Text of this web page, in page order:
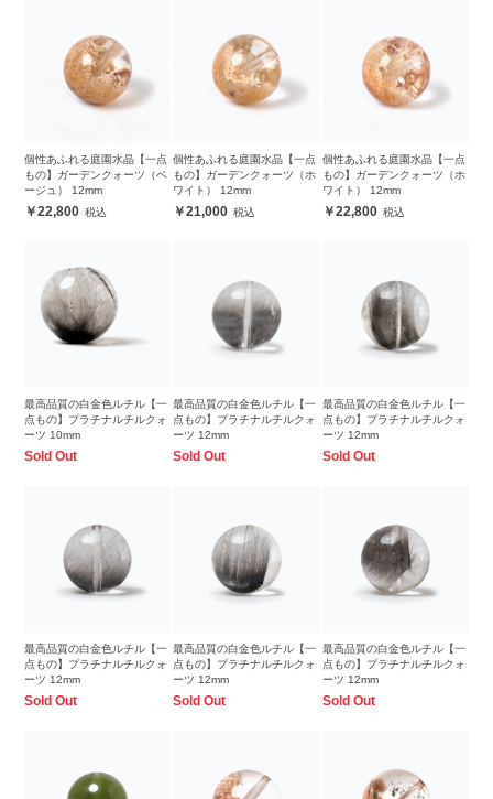
個性あふれる庭園水晶【一点
もの】ガーデンクォーツ（ベ
ージュ） 12mm
22,800
個性あふれる庭園水晶【一点
もの】ガーデンクォーツ（ホ
ワイト） 12mm
21,000
個性あふれる庭園水晶【一点
もの】ガーデンクォーツ（ホ
ワイト） 12mm
22,800
最高品質の白金色ルチル【一
点もの】プラチナルチルクォ
ーツ 10mm
Sold Out
最高品質の白金色ルチル【一
点もの】プラチナルチルクォ
ーツ 12mm
Sold Out
最高品質の白金色ルチル【一
点もの】プラチナルチルクォ
ーツ 12mm
Sold Out
最高品質の白金色ルチル【一
点もの】プラチナルチルクォ
ーツ 12mm
Sold Out
最高品質の白金色ルチル【一
点もの】プラチナルチルクォ
ーツ 12mm
Sold Out
最高品質の白金色ルチル【一
点もの】プラチナルチルクォ
ーツ 12mm
Sold Out